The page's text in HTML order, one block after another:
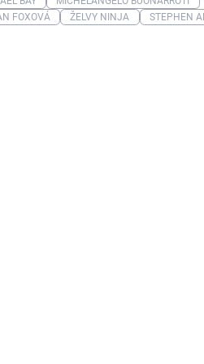
FOXOVÁ
ŽELVY NINJA STEPHEN